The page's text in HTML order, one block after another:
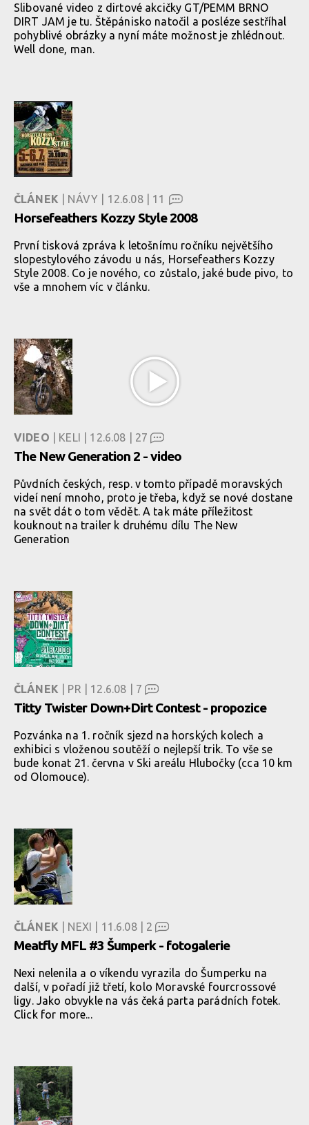
Slibované video z dirtové akcičky GT/PEMM BRNO
DIRT JAM je tu. Štěpánisko natočil a posléze sestříhal
pohyblivé obrázky a nyní máte možnost je zhlédnout.
Well done, man.
ČLÁNEK | NÁVY | 12.6.08 | 11
Horsefeathers Kozzy Style 2008
První tisková zpráva k letošnímu ročníku největšího
slopestylového závodu u nás, Horsefeathers Kozzy
Style 2008. Co je nového, co zůstalo, jaké bude pivo, to
vše a mnohem víc v článku.
VIDEO | KELI | 12.6.08 | 27
The New Generation 2 - video
Půvdních českých, resp. v tomto případě moravských
videí není mnoho, proto je třeba, když se nové dostane
na svět dát o tom vědět. A tak máte příležitost
kouknout na trailer k druhému dílu The New
Generation
ČLÁNEK | PR | 12.6.08 | 7
Titty Twister Down+Dirt Contest - propozice
Pozvánka na 1. ročník sjezd na horských kolech a
exhibici s vloženou soutěží o nejlepší trik. To vše se
bude konat 21. června v Ski areálu Hlubočky (cca 10 km
od Olomouce).
ČLÁNEK | NEXI | 11.6.08 | 2
Meatfly MFL #3 Šumperk - fotogalerie
Nexi nelenila a o víkendu vyrazila do Šumperku na
další, v pořadí již třetí, kolo Moravské fourcrossové
ligy. Jako obvykle na vás čeká parta parádních fotek.
Click for more...